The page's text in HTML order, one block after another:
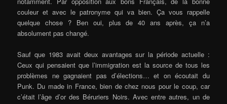
couleur et avec le patronyme qui va bien. Ça vous rappelle
quelque chose ? Ben oui, plus de 40 ans après, ça n’a
absolument pas changé.
Sauf que 1983 avait deux avantages sur la période actuelle :
Ceux qui pensaient que l’immigration est la source de tous les
problèmes ne gagnaient pas d’élections… et on écoutait du
Punk. Du made in France, bien de chez nous pour le coup, car
c’était l’âge d’or des Béruriers Noirs. Avec entre autres, un de